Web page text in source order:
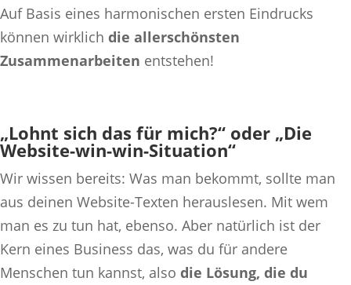
Auf Basis eines harmonischen ersten Eindrucks
können wirklich die allerschönsten
Zusammenarbeiten entstehen!
„Lohnt sich das für mich?“ oder „Die
Website-win-win-Situation“
Wir wissen bereits: Was man bekommt, sollte man
aus deinen Website-Texten herauslesen. Mit wem
man es zu tun hat, ebenso. Aber natürlich ist der
Kern eines Business das, was du für andere
Menschen tun kannst, also die Lösung, die du